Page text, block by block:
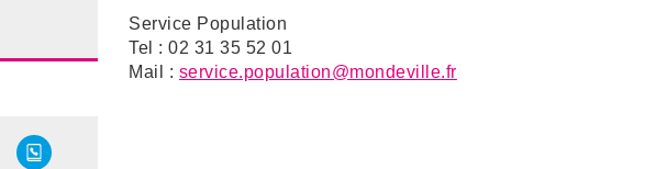
Service Population
Tel : 02 31 35 52 01
Mail : service.population@mondeville.fr